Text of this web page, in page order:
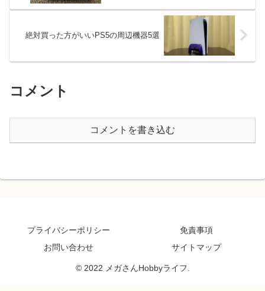
絶対買った方がいいPS5の周辺機器5選
コメント
コメントを書き込む
プライバシーポリシー
免責事項
お問い合わせ
サイトマップ
© 2022 メガさんHobbyライフ.